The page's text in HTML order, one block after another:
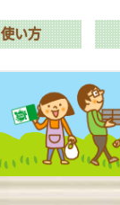
使い方